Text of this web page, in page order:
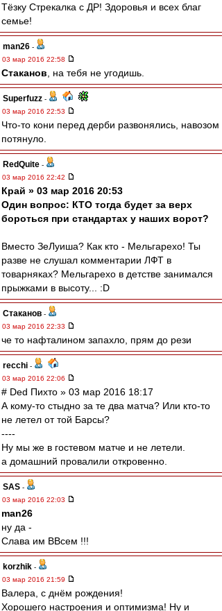
Тёзку Стрекалка с ДР! Здоровья и всех благ
семье!
man26 -
03 мар 2016 22:58
Cтаканов , на тебя не угодишь.
Superfuzz -
03 мар 2016 22:53
Что-то кони перед дерби развонялись, навозом
потянуло.
RedQuite -
03 мар 2016 22:42
Край » 03 мар 2016 20:53
Один вопрос: КТО тогда будет за верх
бороться при стандартах у наших ворот?
Вместо ЗеЛуиша? Как кто - Мельгарехо! Ты
разве не слушал комментарии ЛФТ в
товарняках? Мельгарехо в детстве занимался
прыжками в высоту... :D
Cтаканов -
03 мар 2016 22:33
че то нафталином запахло, прям до рези
recchi -
03 мар 2016 22:06
# Ded Пихто » 03 мар 2016 18:17
А кому-то стыдно за те два матча? Или кто-то
не летел от той Барсы?
----
Ну мы же в гостевом матче и не летели.
а домашний провалили откровенно.
SAS -
03 мар 2016 22:03
man26
ну да -
Слава им ВВсем !!!
korzhik -
03 мар 2016 21:59
Валера, с днём рождения!
Хорошего настроения и оптимизма! Ну и